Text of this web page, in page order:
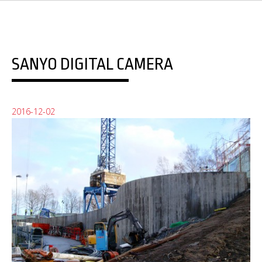
SANYO DIGITAL CAMERA
2016-12-02